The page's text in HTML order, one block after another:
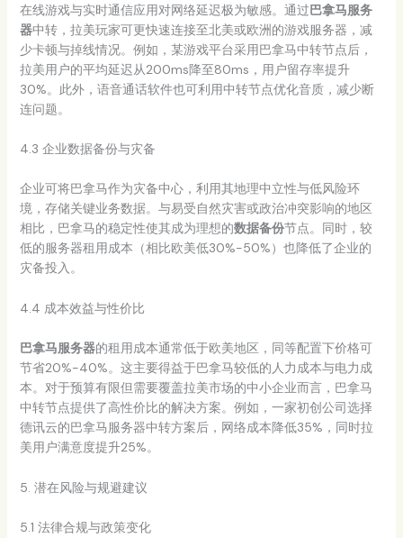
在线游戏与实时通信应用对网络延迟极为敏感。通过巴拿马服务
器中转，拉美玩家可更快速连接至北美或欧洲的游戏服务器，减
少卡顿与掉线情况。例如，某游戏平台采用巴拿马中转节点后，
拉美用户的平均延迟从200ms降至80ms，用户留存率提升
30%。此外，语音通话软件也可利用中转节点优化音质，减少断
连问题。
4.3 企业数据备份与灾备
企业可将巴拿马作为灾备中心，利用其地理中立性与低风险环
境，存储关键业务数据。与易受自然灾害或政治冲突影响的地区
相比，巴拿马的稳定性使其成为理想的数据备份节点。同时，较
低的服务器租用成本（相比欧美低30%-50%）也降低了企业的
灾备投入。
4.4 成本效益与性价比
巴拿马服务器的租用成本通常低于欧美地区，同等配置下价格可
节省20%-40%。这主要得益于巴拿马较低的人力成本与电力成
本。对于预算有限但需要覆盖拉美市场的中小企业而言，巴拿马
中转节点提供了高性价比的解决方案。例如，一家初创公司选择
德讯云的巴拿马服务器中转方案后，网络成本降低35%，同时拉
美用户满意度提升25%。
5. 潜在风险与规避建议
5.1 法律合规与政策变化